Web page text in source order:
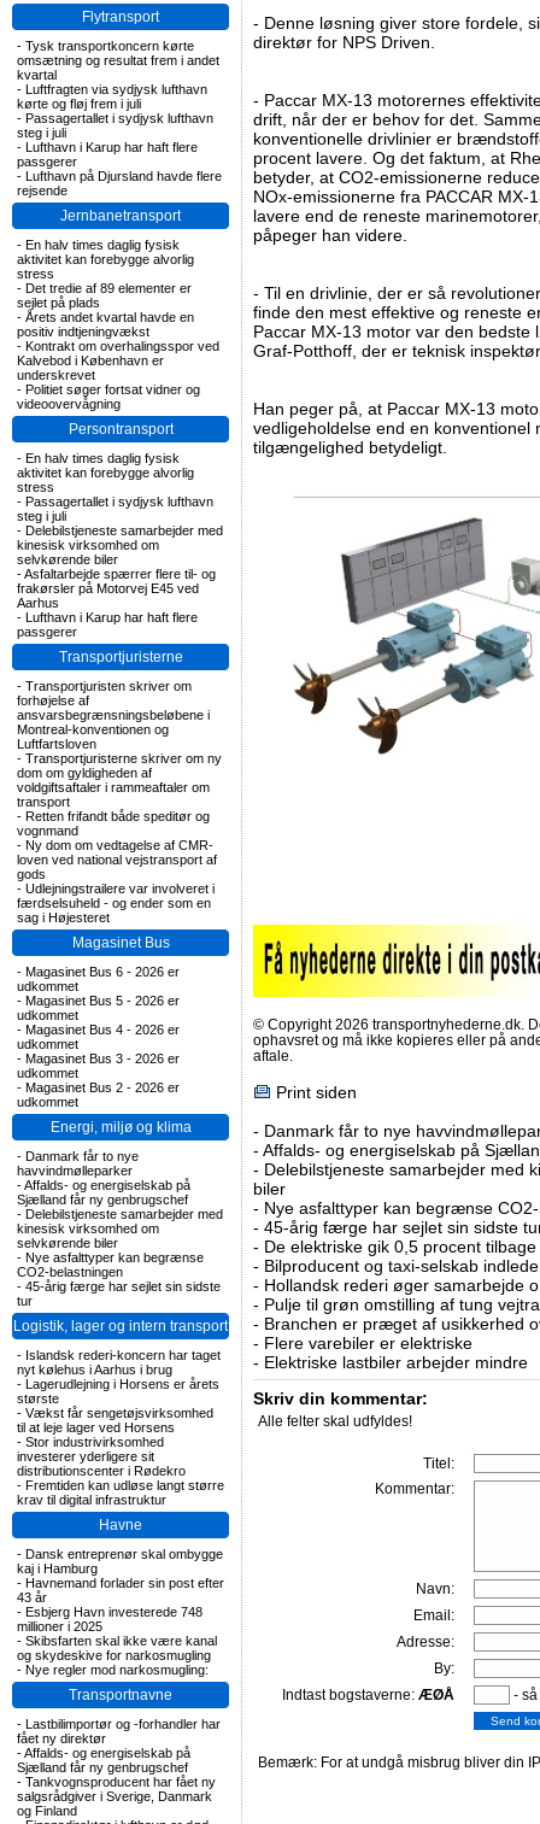
Flytransport
- Tysk transportkoncern kørte
omsætning og resultat frem i andet
kvartal
- Luftfragten via sydjysk lufthavn
kørte og fløj frem i juli
- Passagertallet i sydjysk lufthavn
steg i juli
- Lufthavn i Karup har haft flere
passgerer
- Lufthavn på Djursland havde flere
rejsende
Jernbanetransport
- En halv times daglig fysisk
aktivitet kan forebygge alvorlig
stress
- Det tredie af 89 elementer er
sejlet på plads
- Årets andet kvartal havde en
positiv indtjeningvækst
- Kontrakt om overhalingsspor ved
Kalvebod i København er
underskrevet
- Politiet søger fortsat vidner og
videoovervågning
Persontransport
- En halv times daglig fysisk
aktivitet kan forebygge alvorlig
stress
- Passagertallet i sydjysk lufthavn
steg i juli
- Delebilstjeneste samarbejder med
kinesisk virksomhed om
selvkørende biler
-Asfaltarbejde spærrer flere til- og
frakørsler på Motorvej E45 ved
Aarhus
- Lufthavn i Karup har haft flere
passgerer
Transportjuristerne
- Transportjuristen skriver om
forhøjelse af
ansvarsbegrænsningsbeløbene i
Montreal-konventionen og
Luftfartsloven
- Transportjuristerne skriver om ny
dom om gyldigheden af
voldgiftsaftaler i rammeaftaler om
transport
- Retten frifandt både speditør og
vognmand
- Ny dom om vedtagelse af CMR-
loven ved national vejstransport af
gods
- Udlejningstrailere var involveret i
færdselsuheld - og ender som en
sag i Højesteret
Magasinet Bus
- Magasinet Bus 6 - 2026 er
udkommet
- Magasinet Bus 5 - 2026 er
udkommet
- Magasinet Bus 4 - 2026 er
udkommet
- Magasinet Bus 3 - 2026 er
udkommet
- Magasinet Bus 2 - 2026 er
udkommet
Energi, miljø og klima
- Danmark får to nye
havvindmølleparker
-Affalds- og energiselskab på
Sjælland får ny genbrugschef
- Delebilstjeneste samarbejder med
kinesisk virksomhed om
selvkørende biler
- Nye asfalttyper kan begrænse
CO2-belastningen
- 45-årig færge har sejlet sin sidste
tur
Logistik, lager og intern transport
- Islandsk rederi-koncern har taget
nyt kølehus i Aarhus i brug
- Lagerudlejning i Horsens er årets
største
- Vækst får sengetøjsvirksomhed
til at leje lager ved Horsens
- Stor industrivirksomhed
investerer yderligere sit
distributionscenter i Rødekro
- Fremtiden kan udløse langt større
krav til digital infrastruktur
Havne
- Dansk entreprenør skal ombygge
kaj i Hamburg
- Havnemand forlader sin post efter
43 år
- Esbjerg Havn investerede 748
millioner i 2025
- Skibsfarten skal ikke være kanal
og skydeskive for narkosmugling
- Nye regler mod narkosmugling:
Transportnavne
- Lastbilimportør og -forhandler har
fået ny direktør
-Affalds- og energiselskab på
Sjælland får ny genbrugschef
- Tankvognsproducent har fået ny
salgsrådgiver i Sverige, Danmark
og Finland
- Denne løsning giver store fordele,
direktør for NPS Driven.
- Paccar MX-13 motorernes
drift, når der er behov for det.
konventionelle drivlinier er
procent lavere. Og det faktum, at
betyder, at CO2-emissionerne
NOx-emissionerne fra PACCAR
lavere end de reneste
påpeger han videre.
- Til en drivlinie, der er så
finde den mest effektive og reneste
Paccar MX-13 motor var den
Graf-Potthoff, der er teknisk
Han peger på, at Paccar MX-13
vedligeholdelse end en konventionel
tilgængelighed betydeligt.
© Copyright 2026 transportnyhederne.dk.
ophavsret og må ikke kopieres eller på
aftale.
Print siden
- Danmark får to nye
- Affalds- og energiselskab på
- Delebilstjeneste samarbejder med
biler
- Nye asfalttyper kan begrænse
- 45-årig færge har sejlet sin sidste
- De elektriske gik 0,5 procent tilbage
- Bilproducent og taxi-selskab
- Hollandsk rederi øger samarbejde
- Pulje til grøn omstilling af tung
- Branchen er præget af usikkerhed
- Flere varebiler er elektriske
- Elektriske lastbiler arbejder mindre
Skriv din kommentar:
Alle felter skal udfyldes!
Titel:
Kommentar:
Navn:
Email:
Adresse:
By:
Indtast bogstaverne: ÆØÅ -
Bemærk: For at undgå misbrug bliver din